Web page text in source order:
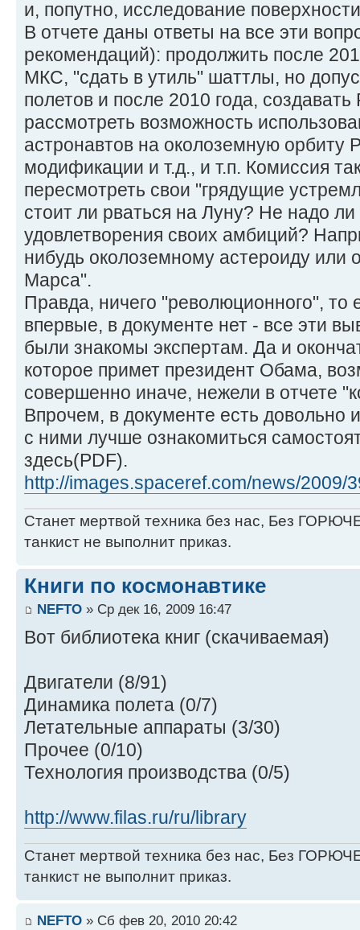
и, попутно, исследование
В отчете даны ответы на все эти
рекомендаций): продолжить после
МКС, "сдать в утиль" шаттлы, но
полетов и после 2010 года,
рассмотреть возможность
астронавтов на околоземную орбиту
модификации и т.д., и т.п. Комиссия
пересмотреть свои "грядущие
стоит ли рваться на Луну? Не надо
удовлетворения своих амбиций?
нибудь околоземному астероиду или
Марса".
Правда, ничего "революционного", то
впервые, в документе нет - все эти
были знакомы экспертам. Да и
которое примет президент Обама,
совершенно иначе, нежели в отчете
Впрочем, в документе есть
с ними лучше ознакомиться
здесь(PDF).
http://images.spaceref.com/news/2009/
Станет мертвой техника без нас, Без
танкист не выполнит приказ.
Книги по космонавтике
NEFTO » Ср дек 16, 2009 16:47
Вот библиотека книг (скачиваемая)
Двигатели (8/91)
Динамика полета (0/7)
Летательные аппараты (3/30)
Прочее (0/10)
Технология производства (0/5)
http://www.filas.ru/ru/library
Станет мертвой техника без нас, Без
танкист не выполнит приказ.
NEFTO » Сб фев 20, 2010 20:42